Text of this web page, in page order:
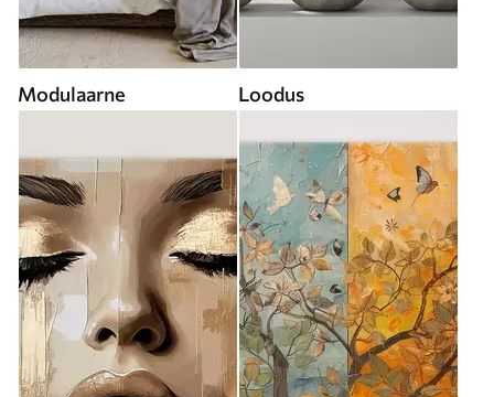
Modulaarne Loodus